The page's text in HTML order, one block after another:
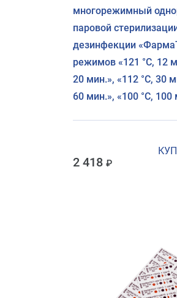
многорежимный
паровой
дезинфекции
режимов «121 °C, 12
20 мин.», «112 °C, 30
60 мин.», «100 °C, 100
2 418